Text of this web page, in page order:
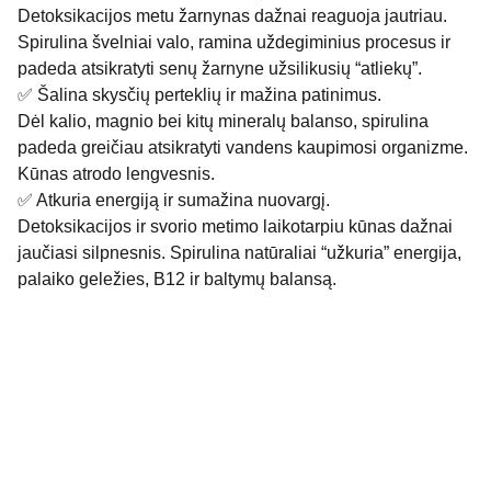
Detoksikacijos metu žarnynas dažnai reaguoja jautriau.
Spirulina švelniai valo, ramina uždegiminius procesus ir
padeda atsikratyti senų žarnyne užsilikusių “atliekų”.
✅ Šalina skysčių perteklių ir mažina patinimus.
Dėl kalio, magnio bei kitų mineralų balanso, spirulina
padeda greičiau atsikratyti vandens kaupimosi organizme.
Kūnas atrodo lengvesnis.
✅ Atkuria energiją ir sumažina nuovargį.
Detoksikacijos ir svorio metimo laikotarpiu kūnas dažnai
jaučiasi silpnesnis. Spirulina natūraliai “užkuria” energija,
palaiko geležies, B12 ir baltymų balansą.